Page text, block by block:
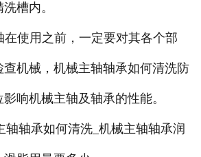
槽内。
使用之前，一定要对其各个部
机械，机械主轴轴承如何清洗防
响机械主轴及轴承的性能。